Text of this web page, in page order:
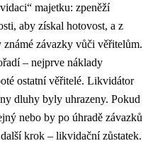
majetku: zpeněží
aby získal hotovost, a z
závazky vůči věřitelům.
– nejprve náklady
ostatní věřitelé. Likvidátor
dluhy byly uhrazeny. Pokud
nebo by po úhradě závazků
krok – likvidační zůstatek.